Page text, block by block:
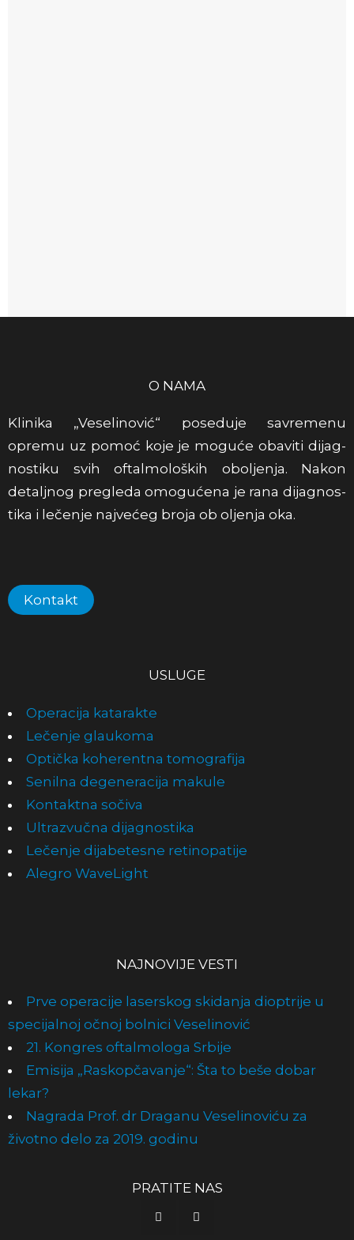
O NAMA
Klinika „Veseli­nović“ pose­duje savre­menu
opremu uz pomoć koje je moguće obav­iti dijag­
nos­tiku svih oftal­moloških obol­jenja. Nakon
detaljnog pre­gleda omogućena je rana dijag­nos­
tika i lečenje najvećeg broja ob ol­jenja oka.
Kontakt
USLUGE
Operacija katarakte
Lečenje glaukoma
Optička koher­entna tomo­grafija
Senilna degeneracija makule
Kontaktna sočiva
Ultrazvučna dijagnostika
Lečenje dijabetesne retinopatije
Alegro WaveLight
NAJNOVIJE VESTI
Prve operacije laserskog skidanja dioptrije u
specijalnoj očnoj bolnici Veselinović
21. Kongres oftalmologa Srbije
Emisija „Raskopčavanje“: Šta to beše dobar
lekar?
Nagrada Prof. dr Draganu Veselinoviću za
životno delo za 2019. godinu
PRATITE NAS